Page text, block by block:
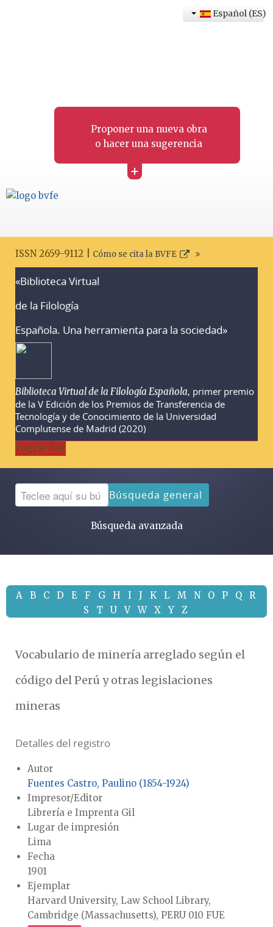
Proponer una nueva obra
o hacer una sugerencia
+
Español (ES)
ISSN 2659-9112 | Cómo se cita la BVFE
«Biblioteca Virtual
de la Filología
Española. Una herramienta para la sociedad»
Biblioteca Virtual de la Filología Española, primer premio
de la V Edición de los Premios de Transferencia de
Tecnología y de Conocimiento de la Universidad
Complutense de Madrid (2020)
Toggle Bar
Búsqueda general
Búsqueda avanzada
A B C D E F G H I J K L M N O P Q
R
S
T U V W X Y Z
Vocabulario de minería arreglado según el
código del Perú y otras legislaciones
mineras
Detalles del registro
Autor
Fuentes Castro, Paulino (1854-1924)
Impresor/Editor
Librería e Imprenta Gil
Lugar de impresión
Lima
Fecha
1901
Ejemplar
Harvard University, Law School Library,
Cambridge (Massachusetts), PERU 010 FUE